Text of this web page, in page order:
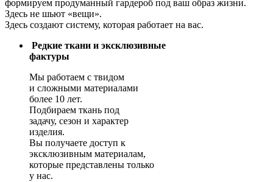
формируем продуманный гардероб под ваш образ жизни.
Здесь не шьют «вещи».
Здесь создают систему, которая работает на вас.
Редкие ткани и эксклюзивные
фактуры
Мы работаем с твидом
и сложными материалами
более 10 лет.
Подбираем ткань под
задачу, сезон и характер
изделия.
Вы получаете доступ к
эксклюзивным материалам,
которые представлены только
у нас.